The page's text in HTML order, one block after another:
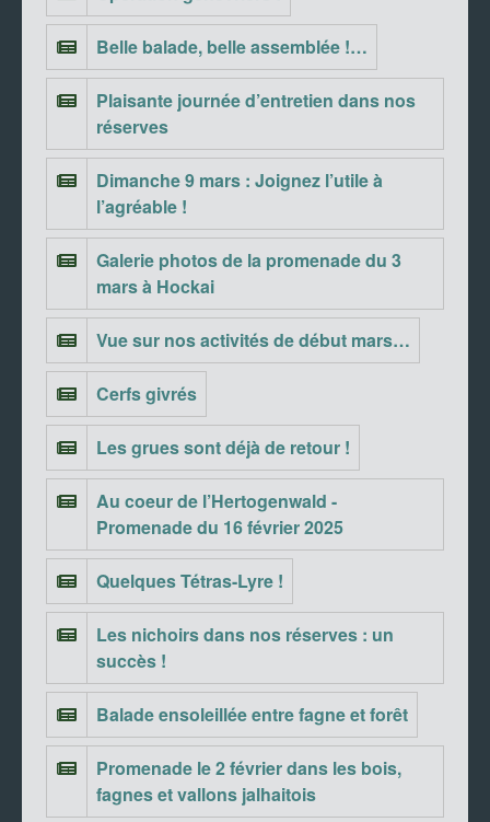
Belle balade, belle assemblée !…
Plaisante journée d’entretien dans nos
réserves
Dimanche 9 mars : Joignez l’utile à
l’agréable !
Galerie photos de la promenade du 3
mars à Hockai
Vue sur nos activités de début mars…
Cerfs givrés
Les grues sont déjà de retour !
Au coeur de l’Hertogenwald -
Promenade du 16 février 2025
Quelques Tétras-Lyre !
Les nichoirs dans nos réserves : un
succès !
Balade ensoleillée entre fagne et forêt
Promenade le 2 février dans les bois,
fagnes et vallons jalhaitois